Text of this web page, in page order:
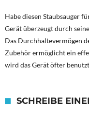
Habe diesen Staubsauger
Gerät überzeugt durch
Das Durchhaltevermögen
Zubehör ermöglicht ein
wird das Gerät öfter
SCHREIBE